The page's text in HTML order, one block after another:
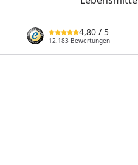
4,80 / 5
12.183 Bewertungen